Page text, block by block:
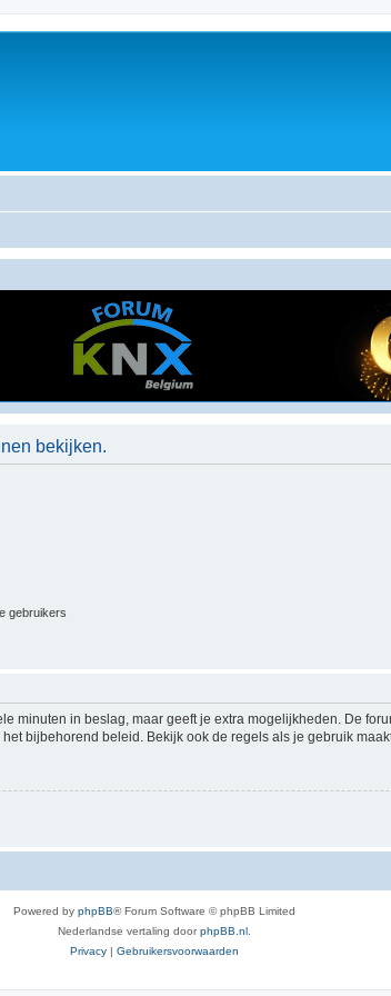
bekijken.
gebruikers
minuten in beslag, maar geeft je extra mogelijkheden. De
bijbehorend beleid. Bekijk ook de regels als je gebruik
Powered by phpBB® Forum Software © phpBB Limited
Nederlandse vertaling doorphpBB.nl
Privacy | Gebruikersvoorwaarden